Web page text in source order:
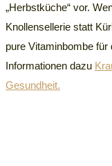
„Herbstküche“ vor.
Knollensellerie statt
pure Vitaminbombe
Informationen dazu
Gesundheit.